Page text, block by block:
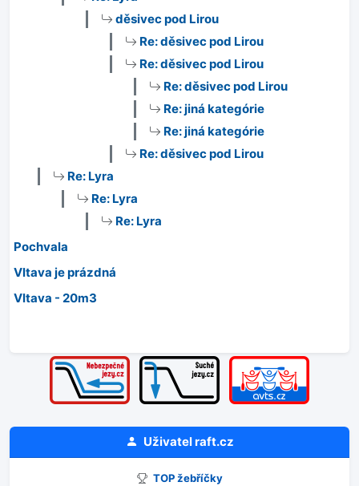
děsivec pod Lirou
Re: děsivec pod Lirou
Re: děsivec pod Lirou
Re: děsivec pod Lirou
Re: jiná kategórie
Re: jiná kategórie
Re: děsivec pod Lirou
Re: Lyra
Re: Lyra
Re: Lyra
Pochvala
Vltava je prázdná
Vltava - 20m3
Uživatelraft.cz
TOP žebříčky